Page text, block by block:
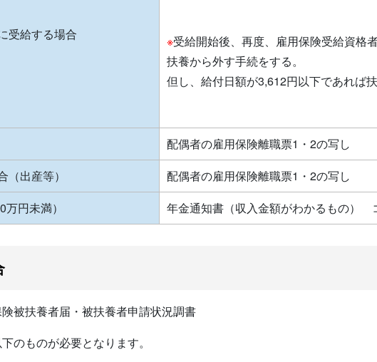
受給する場合 ※受給開始後、再度、雇用保険受給資格
扶養から外す手続をする。
但し、給付日額が3,612円以下であれば
配偶者の雇用保険離職票1・2の写し
（出産等）
配偶者の雇用保険離職票1・2の写し
円未満）
年金通知書（収入金額がわかるもの）
被扶養者届・被扶養者申請状況調書
のものが必要となります。